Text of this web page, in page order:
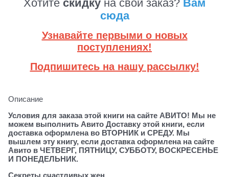
Хотите скидку на свой заказ? Вам
сюда
Узнавайте первыми о новых
поступлениях!
Подпишитесь на нашу рассылку!
Описание
Условия для заказа этой книги на сайте АВИТО! Мы не
можем выполнить Авито Доставку этой книги, если
доставка оформлена во ВТОРНИК и СРЕДУ. Мы
вышлем эту книгу, если доставка оформлена на сайте
Авито в ЧЕТВЕРГ, ПЯТНИЦУ, СУББОТУ, ВОСКРЕСЕНЬЕ
И ПОНЕДЕЛЬНИК.
Секреты счастливых жен